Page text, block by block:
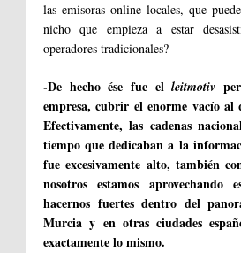
las emisoras online locales, que
nicho que empieza a estar
operadores tradicionales?
-De hecho ése fue elleitmotiv
empresa, cubrir el enorme vacío al
Efectivamente, las cadenas
tiempo que dedicaban a la
fue excesivamente alto, también
nosotros estamos aprovechando
hacernos fuertes dentro del
Murcia y en otras ciudades
exactamente lo mismo.